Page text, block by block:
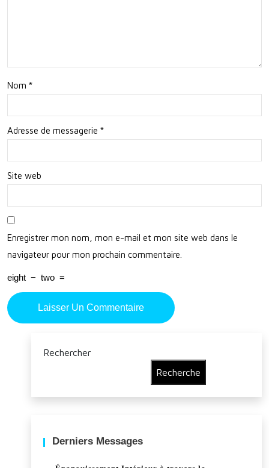
Plei
n
Air
!
Nom *
Adresse de messagerie *
Site web
Enregistrer mon nom, mon e-mail et mon site web dans le
navigateur pour mon prochain commentaire.
eight − two =
Rechercher
Recherche
Derniers Messages